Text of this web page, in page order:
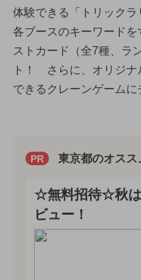
体験できる「トリックラ
各ブースのキーワード
ストカード（全7種、ラ
ト！ さらに、オリジナ
できるクレーンゲームに
PR 東京都のオスス
☆無料招待☆秋は
ビュー！